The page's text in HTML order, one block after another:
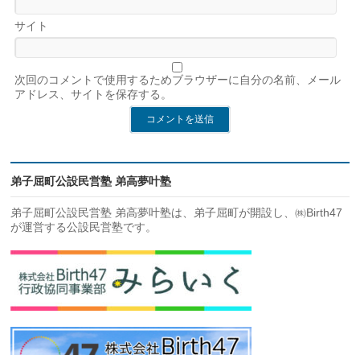
サイト
次回のコメントで使用するためブラウザーに自分の名前、メール
アドレス、サイトを保存する。
弟子屈町公設民営塾 弟高夢叶塾
弟子屈町公設民営塾 弟高夢叶塾は、弟子屈町が開設し、㈱Birth47
が運営する公設民営塾です。